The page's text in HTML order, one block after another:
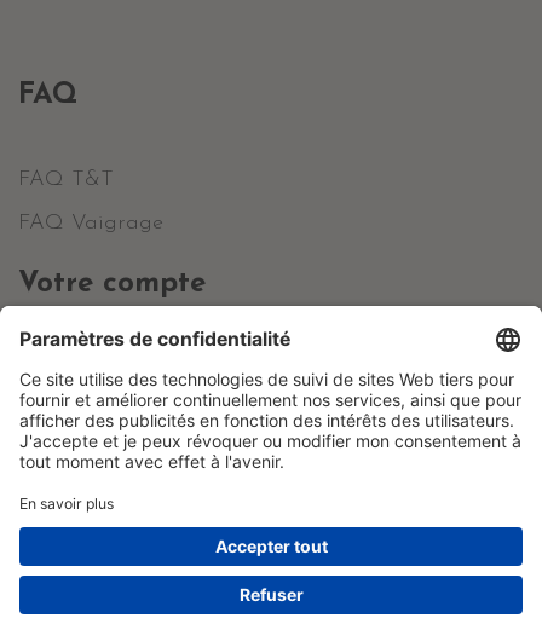
FAQ
FAQ T&T
FAQ Vaigrage
Votre compte
Informations personnelles
Commandes
Avoirs
Adresses